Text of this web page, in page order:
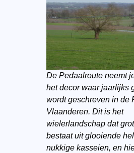
De Pedaalroute neemt
het decor waar jaarlijks
wordt geschreven in de
Vlaanderen. Dit is het
wielerlandschap dat
bestaat uit glooiende
nukkige kasseien, en